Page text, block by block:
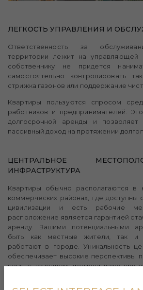
ЛЕГКОСТЬ УПРАВЛЕНИЯ И
Ответственность за
территории лежит на управляющей
собственнику не придется
самостоятельно контролировать
стрижка газонов или поддержание
Квартиры пользуются спросом
работников и предпринимателей.
долгосрочной аренды и позволяет
пассивный доход на протяжении
ЦЕНТРАЛЬНОЕ
ИНФРАСТРУКТУРА
Квартиры обычно располагаются в
коммерческих районах, где доступны
цивилизации и есть рабочие
расположение является гарантией
аренду. Вашими потенциальными
быть как местные жители, так и
работают в городе. Уникальность
обеспечивает высокие перспективы
цены с течением времени даже при
будете вкладывать